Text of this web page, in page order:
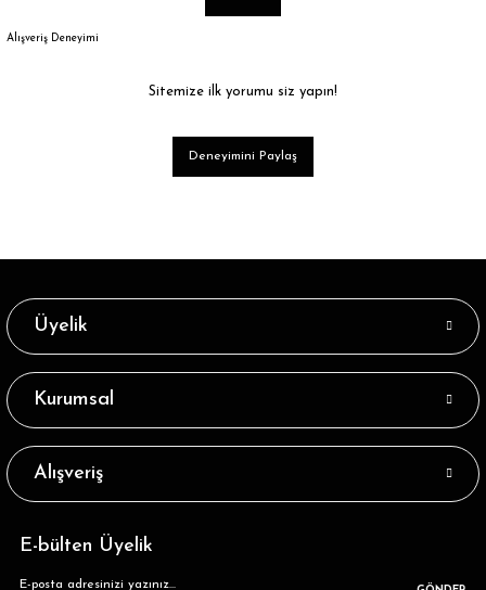
Alışveriş Deneyimi
Sitemize ilk yorumu siz yapın!
Deneyimini Paylaş
Üyelik
Kurumsal
Alışveriş
E-bülten Üyelik